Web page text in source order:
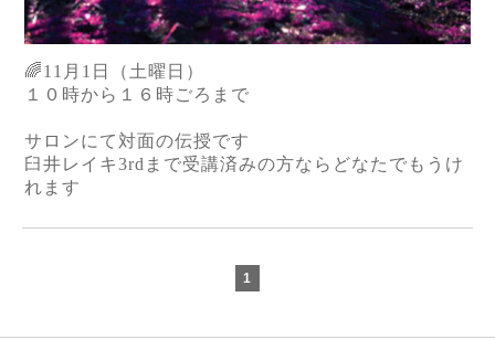
🌈11月1日（土曜日）
１０時から１６時ごろまで
サロンにて対面の伝授です
臼井レイキ3rdまで受講済みの方ならどなたでもうけ
れます
1